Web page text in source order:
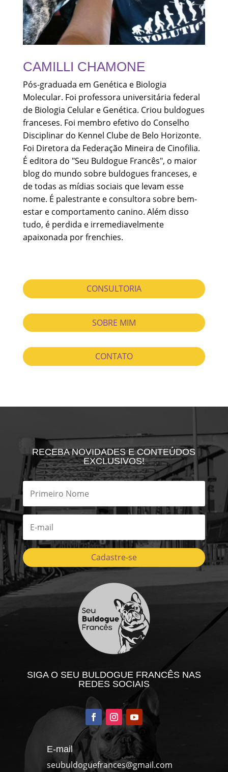
CAMILLI CHAMONE
Pós-graduada em Genética e Biologia
Molecular. Foi professora universitária federal
de Biologia Celular e Genética. Criou buldogues
franceses. Foi membro efetivo do Conselho
Disciplinar do Kennel Clube de Belo Horizonte.
Foi Diretora da Federação Mineira de Cinofilia.
É editora do "Seu Buldogue Francês", o maior
blog do mundo sobre buldogues franceses, e
de todas as mídias sociais que levam esse
nome. É palestrante e consultora sobre bem-
estar e comportamento canino. Além disso
tudo, é perdida e irremediavelmente
apaixonada por frenchies.
CONSULTORIA
SOBRE MIM
CONTATO
RECEBA NOVIDADES E CONTEÚDOS
EXCLUSIVOS!
Cadastre-se
SIGA O SEU BULDOGUE FRANCÊS NAS
REDES SOCIAIS
E-mail
seubuldoguefrances@gmail.com